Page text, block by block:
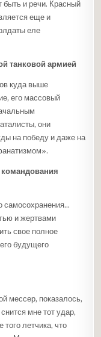
быть и речи. Красный
еще и
еле
танковой армией
куда выше
его массовый
они
на победу и даже на
самосохранения…
и жертвами
свое полное
будущего
мессер, показалось,
мне тот удар,
летчика, что